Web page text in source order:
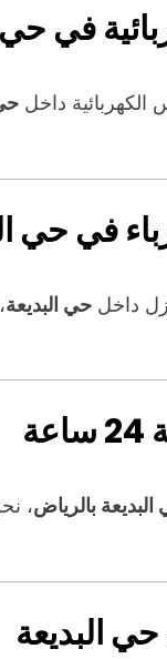
في حي
الكهربائية داخل
في حي
داخل حي البديعة
بالرياض،
البديعة